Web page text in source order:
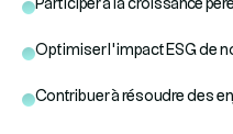
Participer à la croissance
Optimiser l’impact ESG de
Contribuer à résoudre des